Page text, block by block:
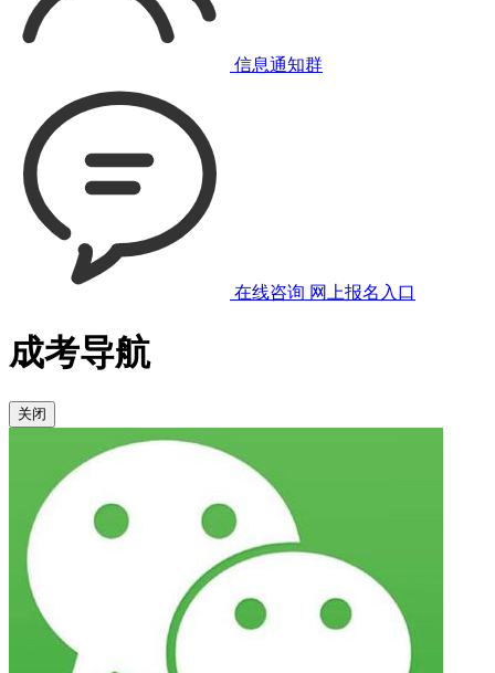
信息通知群
在线咨询 网上报名入口
成考导航
关闭